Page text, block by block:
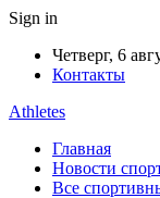
Sign in
Четверг, 6
Контакты
Athletes
Главная
Новости
Все